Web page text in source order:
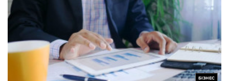
БІЗНЕС